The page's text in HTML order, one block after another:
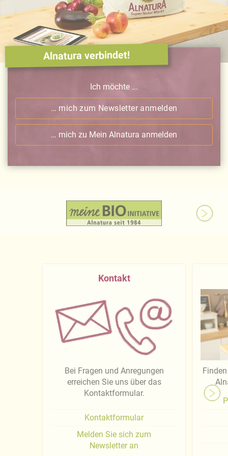
Alnatura verbindet!
Ich möchte ...
… mich zum Newsletter anmelden
… mich zu Mein Alnatura anmelden
Kontakt
Bei Fragen und Anregungen
erreichen Sie uns über das
Kontaktformular.
Kontaktformular
Melden Sie sich zum
Newsletter an